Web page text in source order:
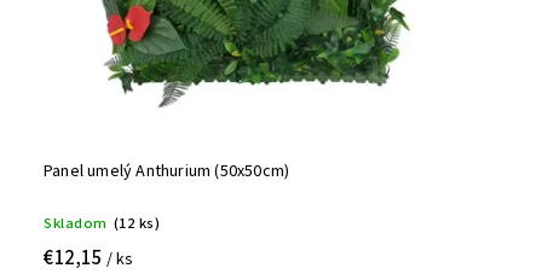
Panel umelý Anthurium (50x50cm)
Skladom (12 ks)
€12,15 / ks